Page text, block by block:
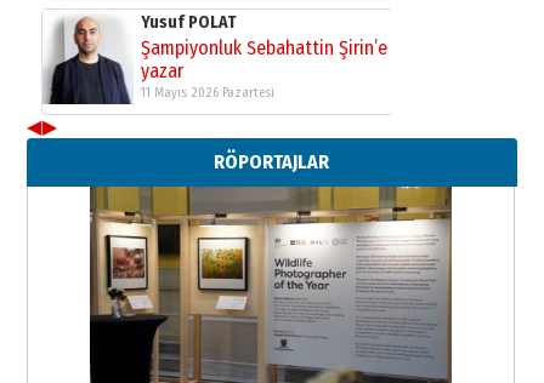
Yusuf POLAT
Şampiyonluk Sebahattin Şirin’e
yazar
11 Mayıs 2026 Pazartesi
Neşat YALÇIN
Paranın Aile Kültüründeki Yeri
03 Ağustos 2026 Pazartesi
Yıldırım Gündoğdu
HAVVA’NIN ÜÇ KIZI
09 Temmuz 2026 Perşembe
Yusuf POLAT
◀▶
RÖPORTAJLAR